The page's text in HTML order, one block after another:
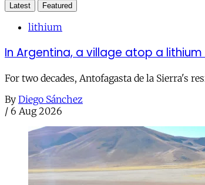
Latest Featured
lithium
In Argentina, a village atop a
For two decades, Antofagasta de la Sierra's
By Diego Sánchez
/ 6 Aug 2026